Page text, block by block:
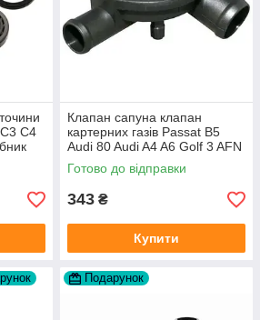
C4
Клапан сапуна клапан
картерних газів Passat B5
Audi 80 Audi A4 A6 Golf 3 AFN
1Y AAZ 1Z AFF AEY AAZ AHB
AHU
Готово до відправки
343 ₴
Купити
Подарунок